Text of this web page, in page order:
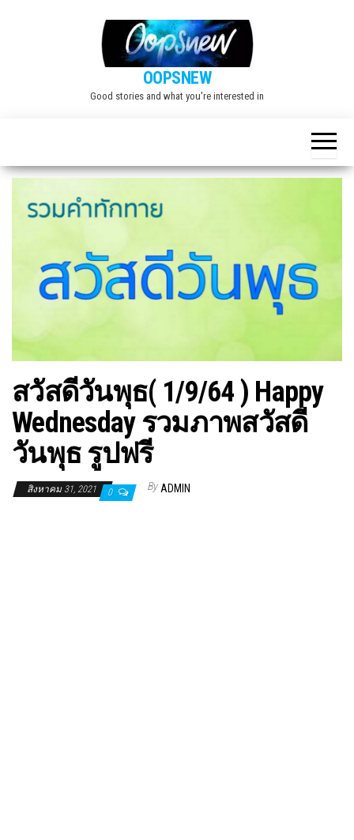
OOPSNEW
Good stories and what you're interested in
สวัสดีวันพุธ( 1/9/64 ) Happy
Wednesday รวมภาพสวัสดี
วันพุธ รูปฟรี
สิงหาคม 31, 2021 0 By ADMIN